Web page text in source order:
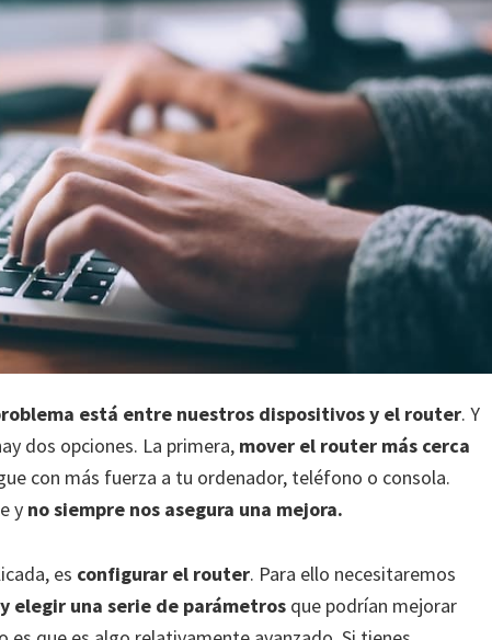
está entre nuestros dispositivos y el router. Y
dos opciones. La primera, mover el router más cerca
con más fuerza a tu ordenador, teléfono o consola.
y no siempre nos asegura una mejora.
es configurar el router. Para ello necesitaremos
elegir una serie de parámetros que podrían mejorar